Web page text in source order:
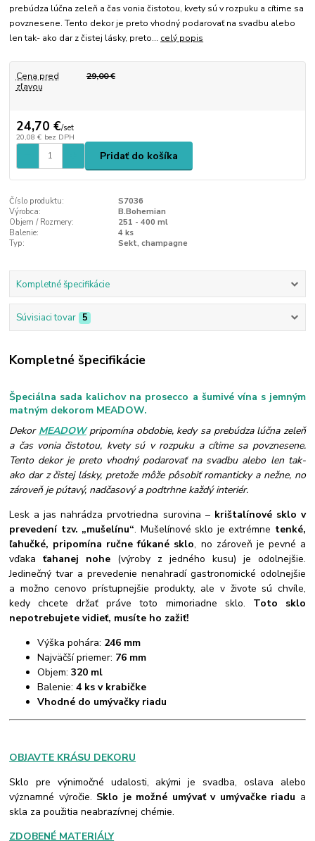
prebúdza lúčna zeleň a čas vonia čistotou, kvety sú v rozpuku a cítime sa
povznesene. Tento dekor je preto vhodný podarovať na svadbu alebo
len tak- ako dar z čistej lásky, preto... celý popis
Cena pred
zľavou
29,00 €
24,70 €/set
20,08 € bez DPH
Pridať do košíka
Číslo produktu:
S7036
Výrobca:
B.Bohemian
Objem / Rozmery:
251 - 400 ml
Balenie:
4 ks
Typ:
Sekt, champagne
Kompletné špecifikácie
Súvisiaci tovar 5
Kompletné špecifikácie
Špeciálna sada kalichov na prosecco a šumivé vína s jemným
matným dekorom MEADOW.
Dekor MEADOWpripomína obdobie, kedy sa prebúdza lúčna zeleň
a čas vonia čistotou, kvety sú v rozpuku a cítime sa povznesene.
Tento dekor je preto vhodný podarovať na svadbu alebo len tak-
ako dar z čistej lásky, pretože môže pôsobiť romanticky a nežne, no
zároveň je pútavý, nadčasový a podtrhne každý interiér.
Lesk a jas nahrádza prvotriedna surovina – krištalínové sklo v
prevedení tzv. „mušelínu“. Mušelínové sklo je extrémne tenké,
ľahučké, pripomína ručne fúkané sklo, no zároveň je pevné a
vďakaťahanej nohe (výroby z jedného kusu) je odolnejšie.
Jedinečný tvar a prevedenie nenahradí gastronomické odolnejšie
a možno cenovo prístupnejšie produkty, ale v živote sú chvíle,
kedy chcete držať práve toto mimoriadne sklo. Toto sklo
nepotrebujete vidieť, musíte ho zažiť!
Výška pohára: 246 mm
Najväčší priemer: 76 mm
Objem:320 ml
Balenie:4 ks v krabičke
Vhodné do umývačky riadu
OBJAVTE KRÁSU DEKORU
Sklo pre výnimočné udalosti, akými je svadba, oslava alebo
významné výročie. Sklo je možné umývať v umývačke riadu a
skla za použitia neabrazívnej chémie.
ZDOBENÉ MATERIÁLY